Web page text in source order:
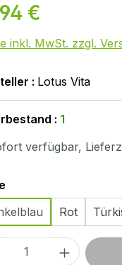
€
inkl. MwSt. zzgl.
: Lotus Vita
: 1
verfügbar,
Rot
Anzahl: